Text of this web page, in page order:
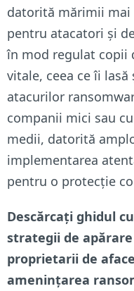
datorită mărimii mai
pentru atacatori și
în mod regulat copii
vitale, ceea ce îi
atacurilor
companii mici sau
medii, datorită
implementarea
pentru o protecție
Descărcați ghidul
strategii de
proprietarii de
amenințarea